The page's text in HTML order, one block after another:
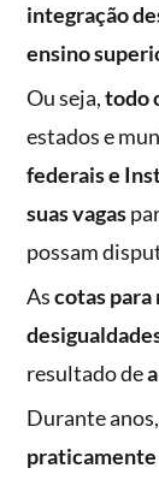
integração
ensino
Ou seja,todo
estados e
federais e
suas vagas
possam
Ascotas
resultado de
Durante
praticamente